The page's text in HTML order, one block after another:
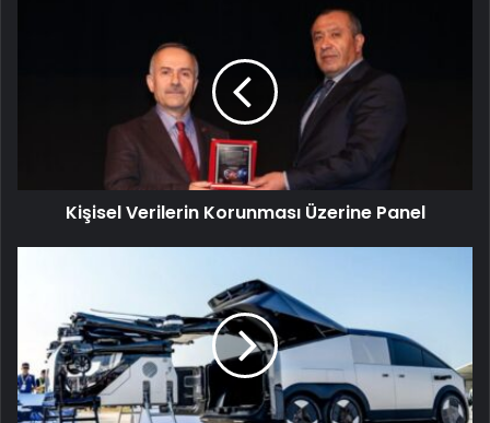
Kişisel Verilerin Korunması Üzerine Panel